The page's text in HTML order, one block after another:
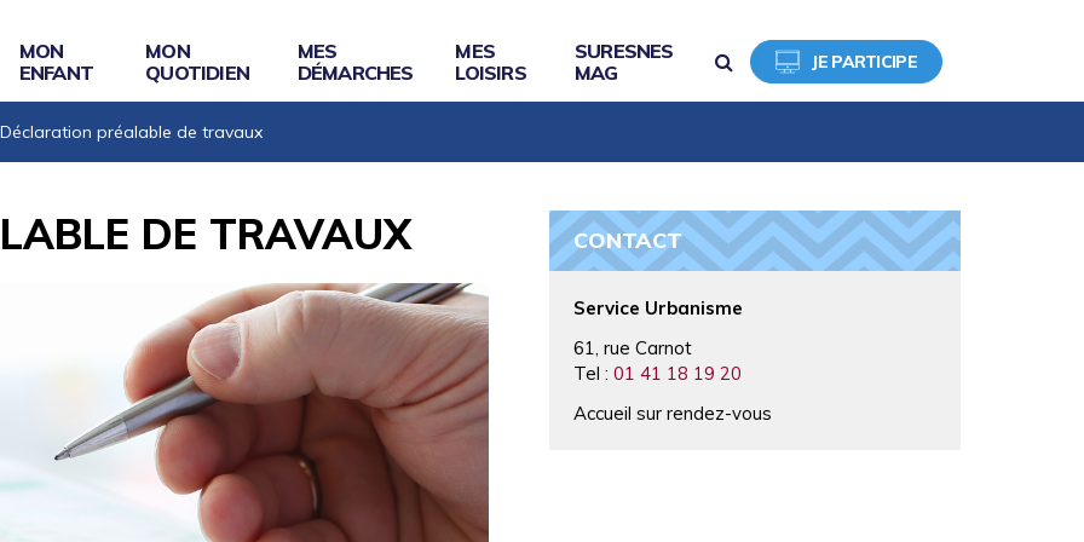
MON
ENFANT
MON
QUOTIDIEN
MES
DÉMARCHES
MES
LOISIRS
SURESNES
MAG
RECHERCHEJE PARTICIPE
Déclaration préalable de travaux
DE TRAVAUX CONTACT
Service Urbanisme
61, rue Carnot
Tel : 01 41 18 19 20
Accueil sur rendez-vous